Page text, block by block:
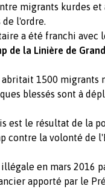
migrants kurdes
l'ordre.
a été franchi
de la Linière de
1500 migrants
blessés sont à
est le résultat de la
contre la volonté de
en mars 2016
apporté par le